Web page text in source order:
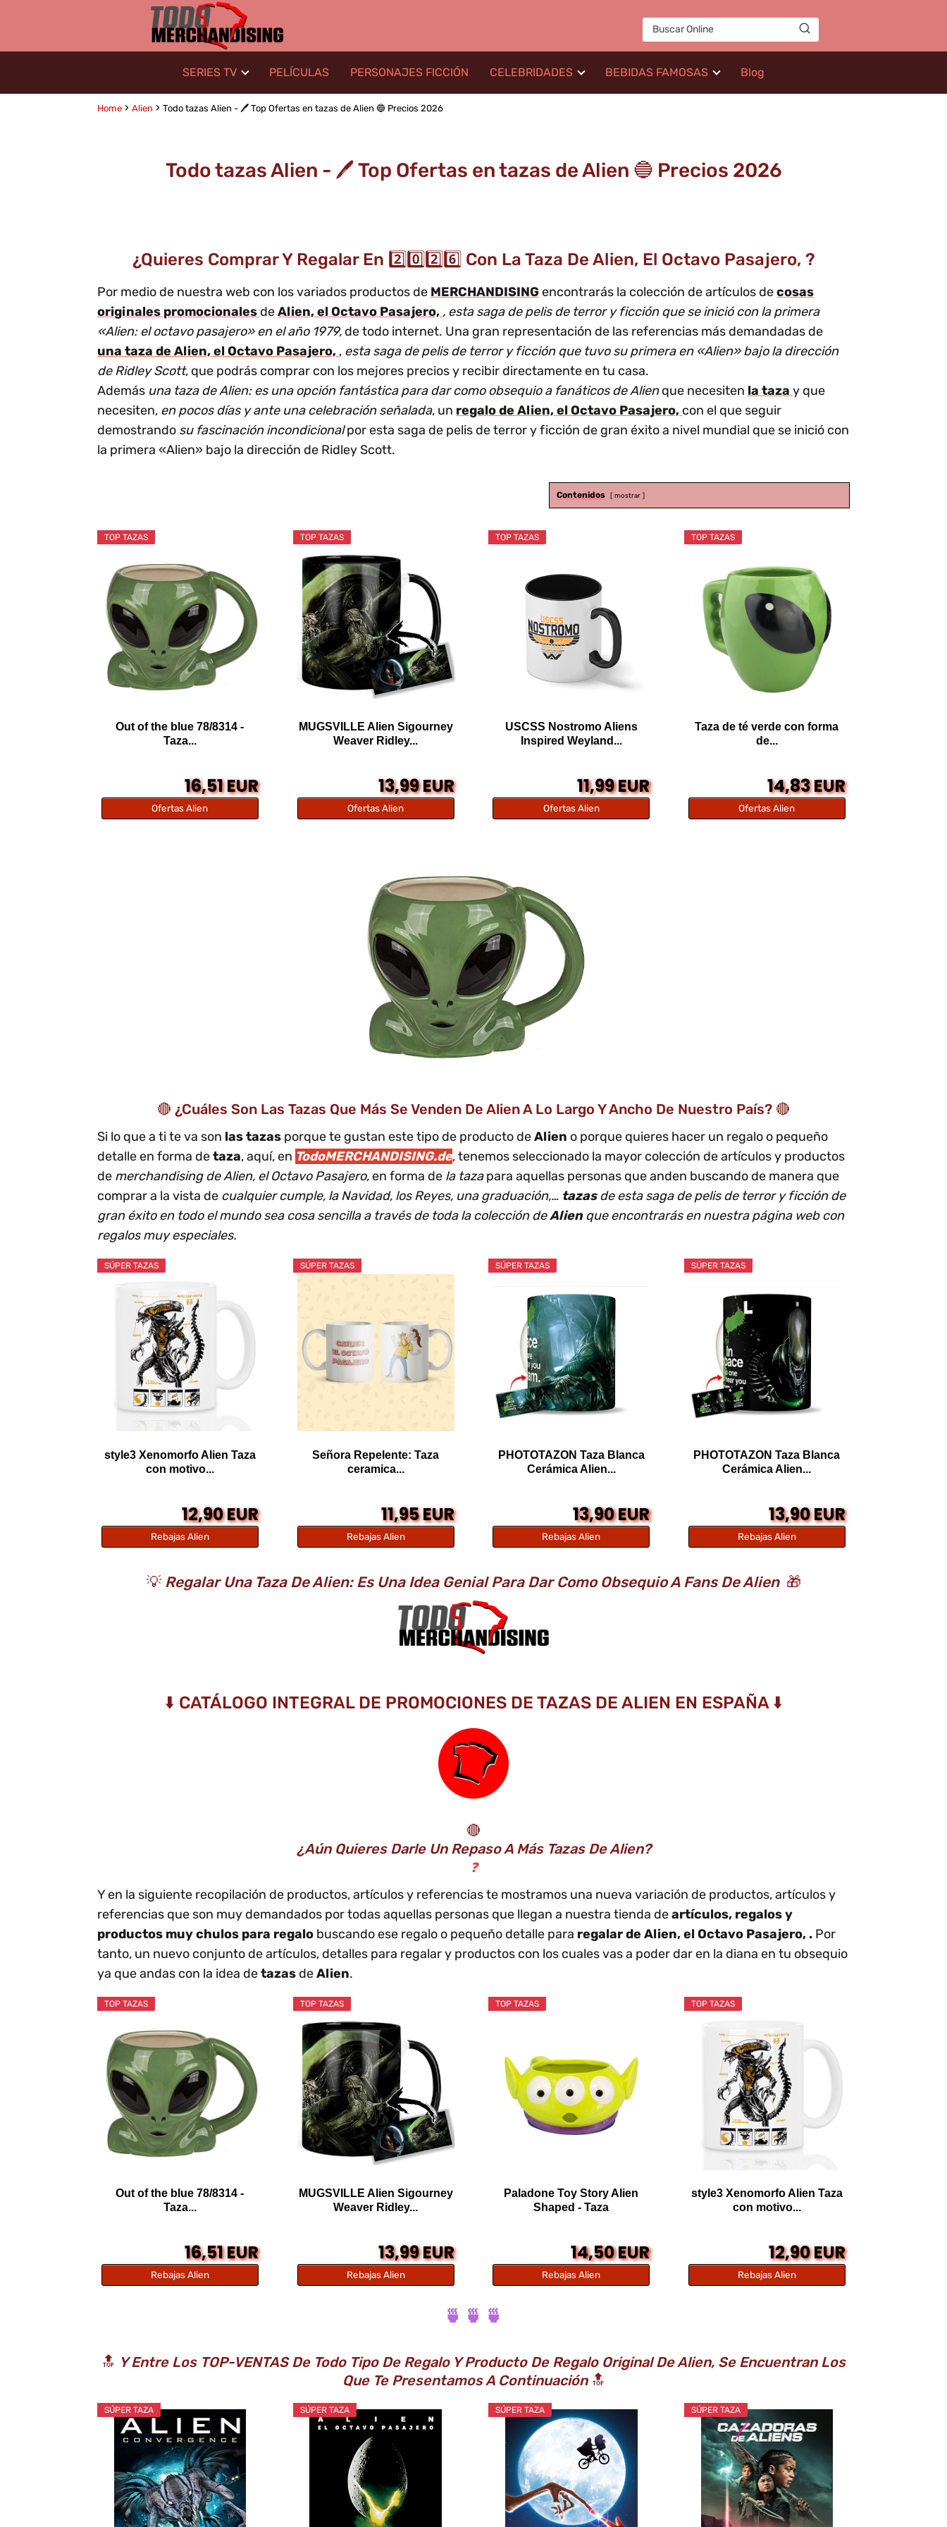
SERIES TV PELÍCULAS PERSONAJES FICCIÓN CELEBRIDADES BEBIDAS FAMOSAS Blog
Home Alien Todo tazas Alien - 🖊️ Top Ofertas en tazas de Alien 🔵 Precios 2026
Todo tazas Alien - 🖊️ Top Ofertas en tazas de Alien 🔵 Precios 2026
¿Quieres Comprar Y Regalar En 2️⃣0️⃣2️⃣6️⃣ Con La Taza De Alien, El Octavo Pasajero, ?
Por medio de nuestra web con los variados productos de MERCHANDISINGencontrarás la colección de artículos decosas
originales promocionales deAlien, el Octavo Pasajero, , esta saga de pelis de terror y ficción que se inició con la primera
«Alien: el octavo pasajero» en el año 1979, de todo internet. Una gran representación de las referencias más demandadas de
una taza de Alien, el Octavo Pasajero, , esta saga de pelis de terror y ficción que tuvo su primera en «Alien» bajo la dirección
de Ridley Scott, que podrás comprar con los mejores precios y recibir directamente en tu casa.
Además una taza de Alien: es una opción fantástica para dar como obsequio a fanáticos de Alienque necesiten la taza y que
necesiten, en pocos días y ante una celebración señalada, un regalo de Alien, el Octavo Pasajero, con el que seguir
demostrando su fascinación incondicionalpor esta saga de pelis de terror y ficción de gran éxito a nivel mundial que se inició con
la primera «Alien» bajo la dirección de Ridley Scott.
Contenidos mostrar
TOP TAZAS
Out of the blue 78/8314 -
Taza...
16,51 EUR
Ofertas Alien
TOP TAZAS
MUGSVILLE Alien Sigourney
Weaver Ridley...
13,99 EUR
Ofertas Alien
TOP TAZAS
USCSS Nostromo Aliens
Inspired Weyland...
11,99 EUR
Ofertas Alien
TOP TAZAS
Taza de té verde con forma
de...
14,83 EUR
Ofertas Alien
🔴 ¿Cuáles Son Las Tazas Que Más Se Venden De Alien A Lo Largo Y Ancho De Nuestro País? 🔴
Si lo que a ti te va son las tazas porque te gustan este tipo de producto deAlien o porque quieres hacer un regalo o pequeño
detalle en forma detaza, aquí, en TodoMERCHANDISING.de, tenemos seleccionado la mayor colección de artículos y productos
de merchandising de Alien, el Octavo Pasajero,en forma de la tazapara aquellas personas que anden buscando de manera que
comprar a la vista de cualquier cumple, la Navidad, los Reyes, una graduación,… tazasde esta saga de pelis de terror y ficción de
gran éxito en todo el mundo sea cosa sencilla a través de toda la colección deAlienque encontrarás en nuestra página web con
regalos muy especiales.
SÚPER TAZAS
style3 Xenomorfo Alien Taza
con motivo...
12,90 EUR
Rebajas Alien
SÚPER TAZAS
Señora Repelente: Taza
ceramica...
11,95 EUR
Rebajas Alien
SÚPER TAZAS
PHOTOTAZON Taza Blanca
Cerámica Alien...
13,90 EUR
Rebajas Alien
SÚPER TAZAS
PHOTOTAZON Taza Blanca
Cerámica Alien...
13,90 EUR
Rebajas Alien
💡Regalar Una Taza De Alien: Es Una Idea Genial Para Dar Como Obsequio A Fans De Alien 🎁
⬇️ CATÁLOGO INTEGRAL DE PROMOCIONES DE TAZAS DE ALIEN EN ESPAÑA ⬇️
🔴
¿Aún Quieres Darle Un Repaso A Más Tazas De Alien?
❓
Y en la siguiente recopilación de productos, artículos y referencias te mostramos una nueva variación de productos, artículos y
referencias que son muy demandados por todas aquellas personas que llegan a nuestra tienda deartículos, regalos y
productos muy chulos para regalo buscando ese regalo o pequeño detalle para regalar de Alien, el Octavo Pasajero, . Por
tanto, un nuevo conjunto de artículos, detalles para regalar y productos con los cuales vas a poder dar en la diana en tu obsequio
ya que andas con la idea detazas deAlien.
TOP TAZAS
Out of the blue 78/8314 -
Taza...
16,51 EUR
Rebajas Alien
TOP TAZAS
MUGSVILLE Alien Sigourney
Weaver Ridley...
13,99 EUR
Rebajas Alien
TOP TAZAS
Paladone Toy Story Alien
Shaped - Taza
14,50 EUR
Rebajas Alien
TOP TAZAS
style3 Xenomorfo Alien Taza
con motivo...
12,90 EUR
Rebajas Alien
🍵 🍵 🍵
🔝 Y Entre Los TOP-VENTAS De Todo Tipo De Regalo Y Producto De Regalo Original De Alien, Se Encuentran Los
Que Te Presentamos A Continuación🔝
SÚPER TAZA SÚPER TAZA SÚPER TAZA SÚPER TAZA